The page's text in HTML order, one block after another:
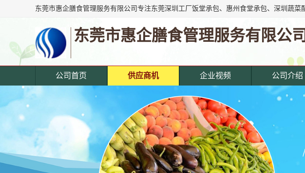
东莞市惠企膳食管理服务有限公司
公司首页 供应商机 企业视频 公司介绍